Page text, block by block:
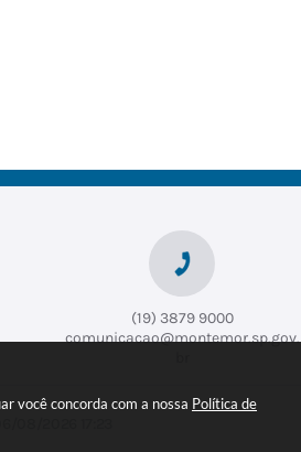
você concorda com a nossa Política de
(19) 3879 9000
comunicacao@montemor.sp.gov.